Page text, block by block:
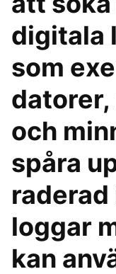
digitala
som
och
spåra
loggar
kan